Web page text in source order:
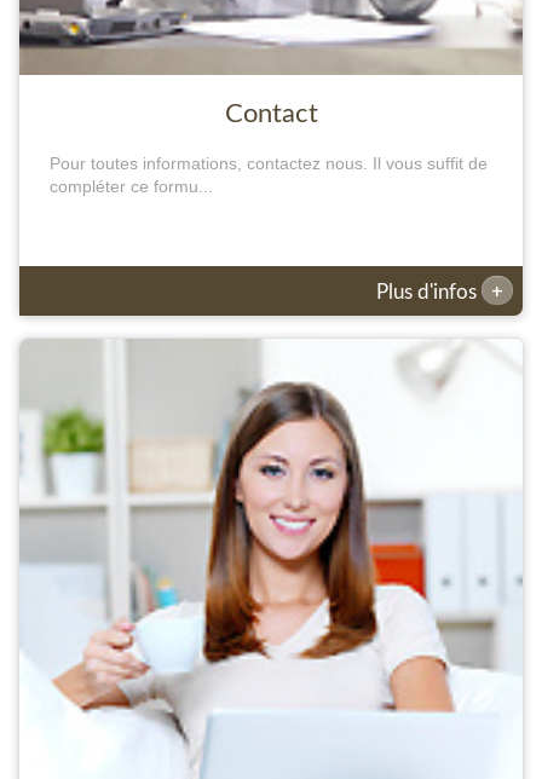
Contact
Pour toutes informations, contactez nous. Il vous suffit de
compléter ce formu...
Plus d'infos +